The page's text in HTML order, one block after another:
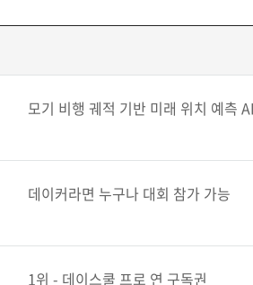
모기 비행 궤적 기반 미래 위치 예측
데이커라면 누구나 대회 참가 가능
1위 - 데이스쿨 프로 연 구독권